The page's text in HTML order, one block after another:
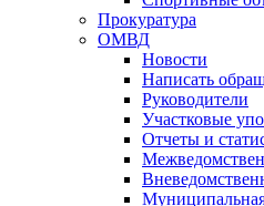
Прокуратура
ОМВД
Новости
Написать
Руководители
Участковые
Отчеты и